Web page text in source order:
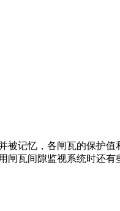
记忆，各闸瓦的保护值
间隙监视系统时还有